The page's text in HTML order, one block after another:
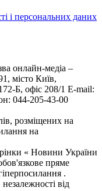
і персональних даних
онлайн-медіа –
місто Київ,
Б, офіс 208/1 E-mail:
044-205-43-00
розміщених на
на
« Новини України
пряме
.
від